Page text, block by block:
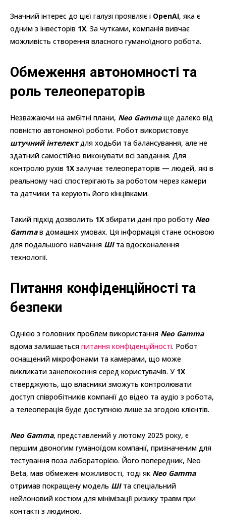
Значний інтерес до цієї галузі проявляє і OpenAI, яка є
одним з інвесторів 1X. За чутками, компанія вивчає
можливість створення власного гуманоїдного робота.
Обмеження автономності та
роль телеоператорів
Незважаючи на амбітні плани, Neo Gammaще далеко від
повністю автономної роботи. Робот використовує
штучний інтелектдля ходьби та балансування, але не
здатний самостійно виконувати всі завдання. Для
контролю рухів 1X залучає телеоператорів — людей, які в
реальному часі спостерігають за роботом через камери
та датчики та керують його кінцівками.
Такий підхід дозволить 1X збирати дані про роботу Neo
Gammaв домашніх умовах. Ця інформація стане основою
для подальшого навчання ШІта вдосконалення
технології.
Питання конфіденційності та
безпеки
Однією з головних проблем використання Neo Gamma
вдома залишається питання конфіденційності. Робот
оснащений мікрофонами та камерами, що може
викликати занепокоєння серед користувачів. У 1X
стверджують, що власники зможуть контролювати
доступ співробітників компанії до відео та аудіо з робота,
а телеоперація буде доступною лише за згодою клієнтів.
Neo Gamma, представлений у лютому 2025 року, є
першим двоногим гуманоїдом компанії, призначеним для
тестування поза лабораторією. Його попередник, Neo
Beta, мав обмежені можливості, тоді як Neo Gamma
отримав покращену модель ШІта спеціальний
нейлоновий костюм для мінімізації ризику травм при
контакті з людиною.